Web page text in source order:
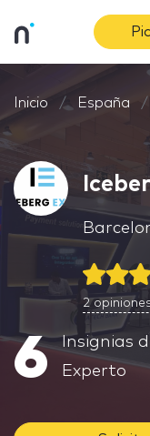
Inicio España
2
6
Insignias
Experto